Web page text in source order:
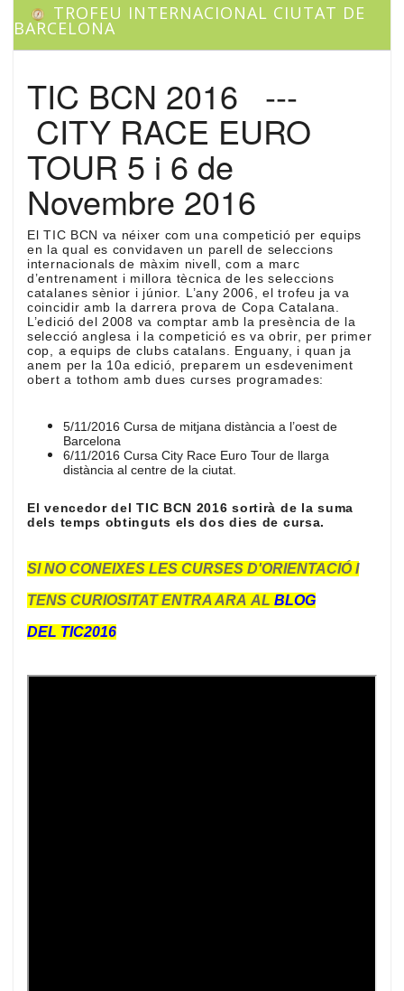
TROFEU INTERNACIONAL CIUTAT DE
BARCELONA
TIC BCN 2016 ---
CITY RACE EURO
TOUR 5 i 6 de
Novembre 2016
El TIC BCN va néixer com una competició per equips
en la qual es convidaven un parell de seleccions
internacionals de màxim nivell, com a marc
d’entrenament i millora tècnica de les seleccions
catalanes sènior i júnior. L’any 2006, el trofeu ja va
coincidir amb la darrera prova de Copa Catalana.
L’edició del 2008 va comptar amb la presència de la
selecció anglesa i la competició es va obrir, per primer
cop, a equips de clubs catalans. Enguany, i quan ja
anem per la 10a edició, preparem un esdeveniment
obert a tothom amb dues curses programades:
5/11/2016 Cursa de mitjana distància a l’oest de
Barcelona
6/11/2016 Cursa City Race Euro Tour de llarga
distància al centre de la ciutat.
El vencedor del TIC BCN 2016 sortirà de la suma
dels temps obtinguts els dos dies de cursa.
SI NO CONEIXES LES CURSES D'ORIENTACIÓ I
TENS CURIOSITAT ENTRA ARA AL BLOG
DEL TIC2016